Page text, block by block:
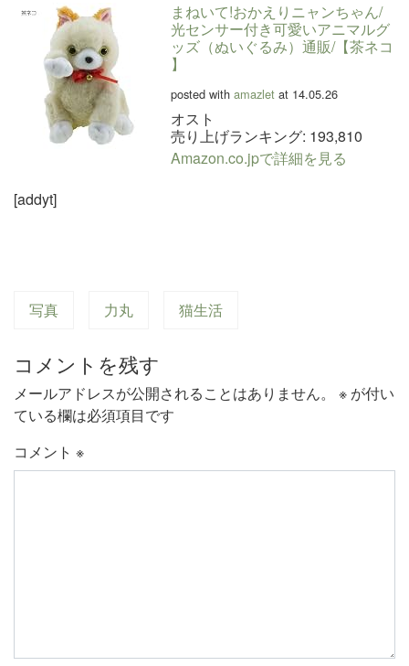
まねいて!おかえりニャンちゃん/
光センサー付き可愛いアニマルグ
ッズ（ぬいぐるみ）通販/【茶ネコ
】
posted with amazlet at 14.05.26
オスト
売り上げランキング: 193,810
Amazon.co.jpで詳細を見る
[addyt]
写真 力丸 猫生活
コメントを残す
メールアドレスが公開されることはありません。 ※ が付い
ている欄は必須項目です
コメント ※